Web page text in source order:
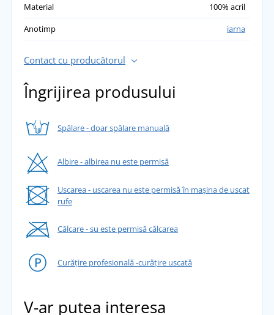
Material
100% acril
Anotimp
iarna
Contact cu producătorul
Îngrijirea produsului
Spălare - doar spălare manuală
Albire - albirea nu este permisă
Uscarea - uscarea nu este permisă în mașina de uscat
rufe
Călcare - su este permisă călcarea
Curățire profesională -curățire uscată
V-ar putea interesa